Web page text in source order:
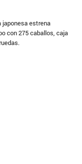
japonesa estrena
con 275 caballos, caja